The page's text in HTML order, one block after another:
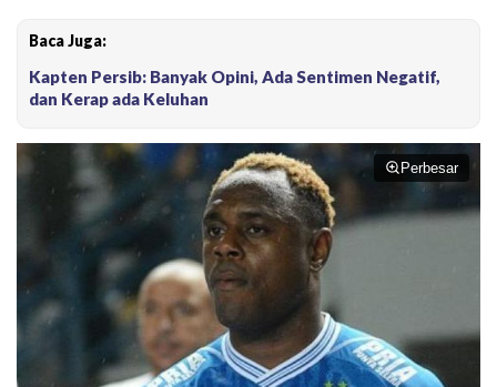
Baca Juga:
Kapten Persib: Banyak Opini, Ada Sentimen Negatif,
dan Kerap ada Keluhan
Perbesar